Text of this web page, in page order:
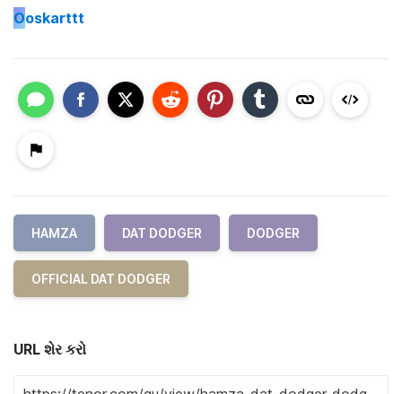
Ooskarttt
HAMZA DAT DODGER DODGER
OFFICIAL DAT DODGER
URL શેર કરો